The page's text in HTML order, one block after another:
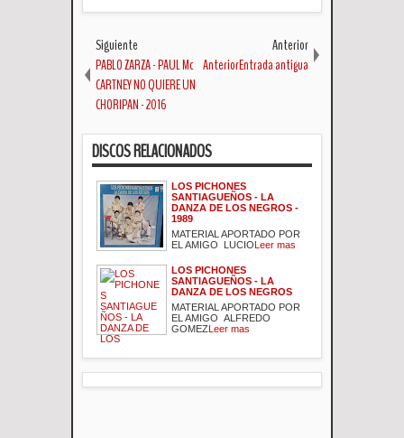
Siguiente
PABLO ZARZA - PAUL Mc
CARTNEY NO QUIERE UN
CHORIPAN - 2016
Anterior
AnteriorEntrada antigua
DISCOS RELACIONADOS
LOS PICHONES
SANTIAGUEÑOS - LA
DANZA DE LOS NEGROS -
1989
MATERIAL APORTADO POR
EL AMIGO LUCIOLeer mas
LOS PICHONES
SANTIAGUEÑOS - LA
DANZA DE LOS NEGROS
MATERIAL APORTADO POR
EL AMIGO ALFREDO
GOMEZLeer mas